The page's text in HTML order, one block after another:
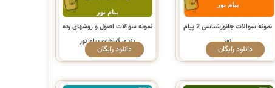
نمونه سوالات جانورشناسی 2 پیام
نور
دانلود رایگان
نمونه سوالات اصول و روشهای رده
بندی گیاهان پیام نور
دانلود رایگان